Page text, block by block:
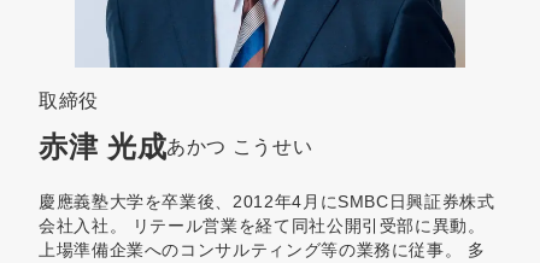
取締役
赤津 光成あかつ こうせい
慶應義塾大学を卒業後、2012年4月にSMBC日興証券株式
会社入社。 リテール営業を経て同社公開引受部に異動。
上場準備企業へのコンサルティング等の業務に従事。 多